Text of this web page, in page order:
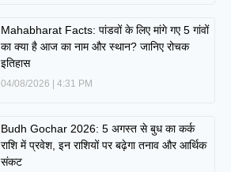
Mahabharat Facts: पांडवों के लिए मांगे गए 5 गांवों
का क्या है आज का नाम और स्थान? जानिए रोचक
इतिहास
04/08/2026 4:31 PM
Budh Gochar 2026: 5 अगस्त से बुध का कर्क
राशि में प्रवेश, इन राशियों पर बढ़ेगा तनाव और आर्थिक
संकट